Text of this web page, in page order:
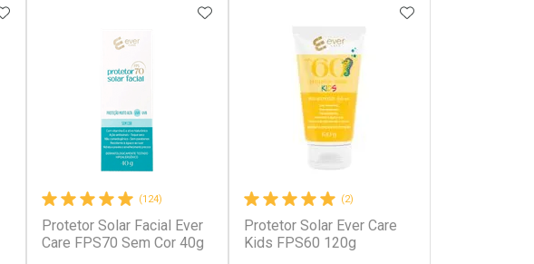
Ativar Desconto Ativar Desconto
AOS FAVORITOS
(124)
Protetor Solar Facial Ever
Care FPS70 Sem Cor 40g
ADICIONAR AOS FAVORITOS
(2)
Protetor Solar Ever Care
Kids FPS60 120g
ADICIONAR AOS